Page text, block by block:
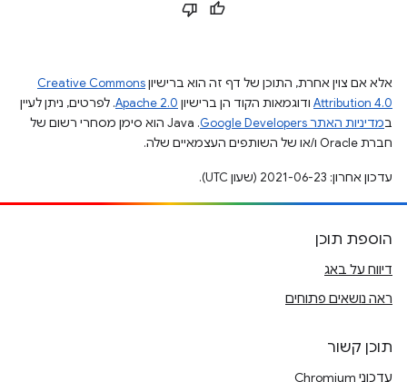
אלא אם צוין אחרת, התוכן של דף זה הוא ברישיוןCreative Commons
Attribution 4.0 ודוגמאות הקוד הן ברישיון Apache 2.0. לפרטים, ניתן לעיין
במדיניות האתר Google Developers‏
.‏ Java הוא סימן מסחרי רשום של
חברת Oracle ו/או של השותפים העצמאיים שלה.
עדכון אחרון: 2021-06-23 (שעון UTC).
הוספת תוכן
דיווח על באג
ראה נושאים פתוחים
תוכן קשור
עדכוני Chromium